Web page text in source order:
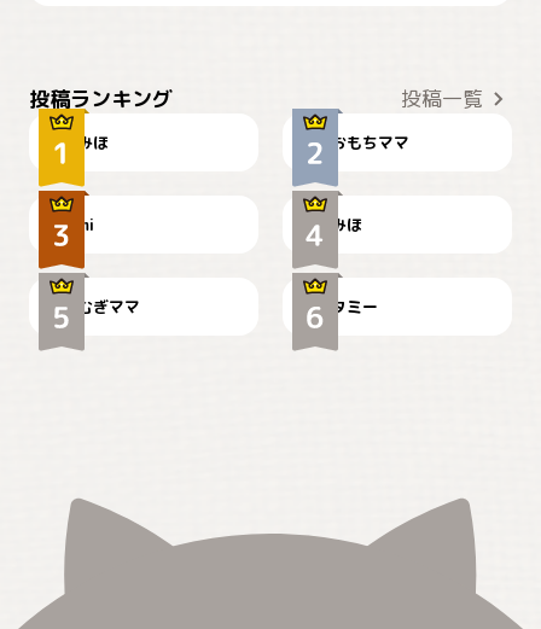
投稿ランキング 投稿一覧
みほ おもちママ
可愛い？
mi
見てるぞぉ
みほ
🌻とむぎ！
むぎママ
ドーベルマンのお友達邸に
て
タミー